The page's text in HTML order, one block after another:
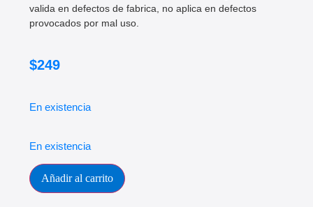
valida en defectos de fabrica, no aplica en defectos
provocados por mal uso.
$249
En existencia
En existencia
Añadir al carrito